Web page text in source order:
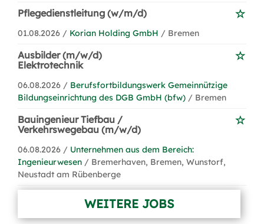
Pflegedienstleitung (w/m/d)
01.08.2026 / Korian Holding GmbH / Bremen
Ausbilder (m/w/d)
Elektrotechnik
06.08.2026 / Berufsfortbildungswerk Gemeinnützige
Bildungseinrichtung des DGB GmbH (bfw) / Bremen
Bauingenieur Tiefbau /
Verkehrswegebau (m/w/d)
06.08.2026 / Unternehmen aus dem Bereich:
Ingenieurwesen / Bremerhaven, Bremen, Wunstorf,
Neustadt am Rübenberge
WEITERE JOBS